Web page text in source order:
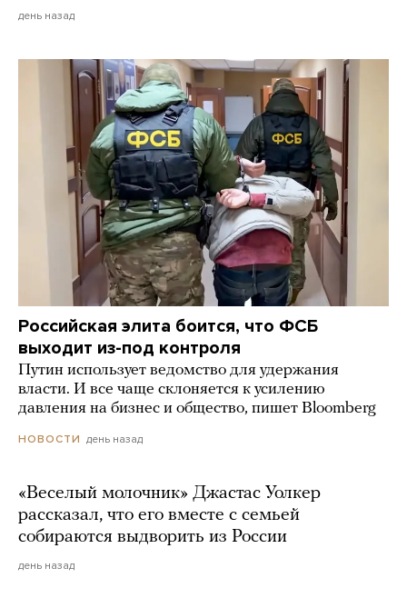
день назад
Российская элита боится, что ФСБ
выходит из-под контроля
Путин использует ведомство для удержания
власти. И все чаще склоняется к усилению
давления на бизнес и общество, пишет Bloomberg
НОВОСТИ день назад
«Веселый молочник» Джастас Уолкер
рассказал, что его вместе с семьей
собираются выдворить из России
день назад